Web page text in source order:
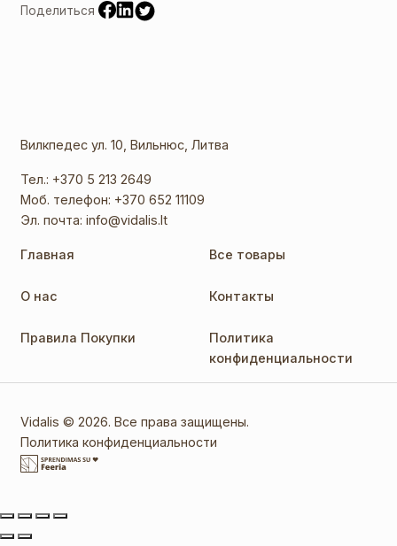
Поделиться
Вилкпедес ул. 10, Вильнюс, Литва
Тел.: +370 5 213 2649
Моб. телефон: +370 652 11109
Эл. почта:info@vidalis.lt
Главная Все товары
О нас Контакты
Правила Покупки
Политика
конфиденциальности
Vidalis © 2026. Все права защищены.
Политика конфиденциальности